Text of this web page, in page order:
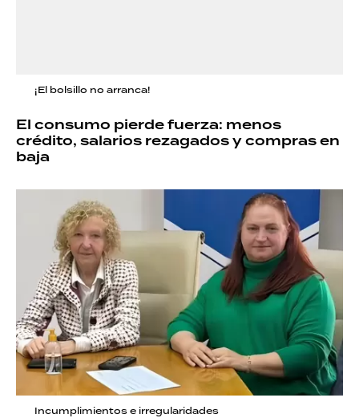
¡El bolsillo no arranca!
El consumo pierde fuerza: menos
crédito, salarios rezagados y compras en
baja
Incumplimientos e irregularidades